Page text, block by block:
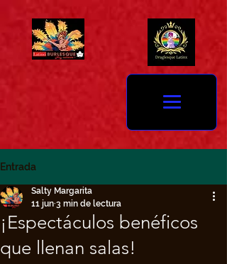
Entrada
¡Espectáculos benéficos
que llenan salas!
Salty Margarita
11 jun 3 min de lectura